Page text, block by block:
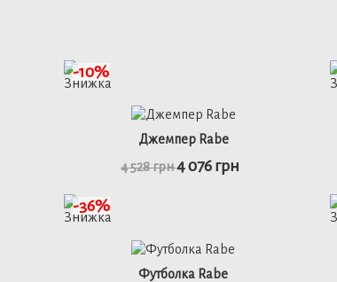
50 52
46 48 50 52
Джемпер Rabe
4 528 грн4 076 грн
-10%
Футболка Rabe
-36%